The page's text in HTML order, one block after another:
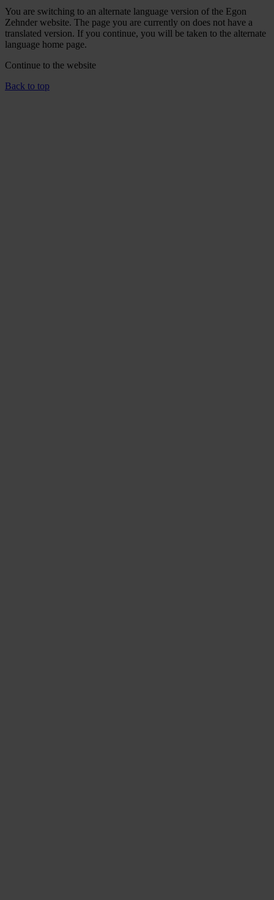
You are switching to an alternate language version of the Egon
Zehnder website. The page you are currently on does not have a
translated version. If you continue, you will be taken to the alternate
language home page.
Continue to the website
Back to top